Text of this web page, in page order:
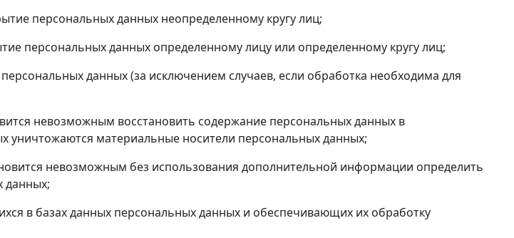
персональных данных неопределенному кругу лиц;
персональных данных определенному лицу или определенному кругу лиц;
данных (за исключением случаев, если обработка необходима для
невозможным восстановить содержание персональных данных в
уничтожаются материальные носители персональных данных;
невозможным без использования дополнительной информации определить
данных;
в базах данных персональных данных и обеспечивающих их обработку